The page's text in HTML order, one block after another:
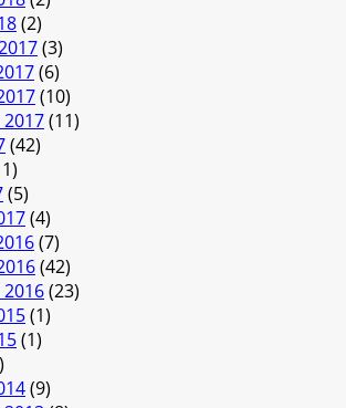
(2)
(3)
(6)
(10)
(11)
(42)
(5)
(4)
(7)
(42)
(23)
(1)
(1)
(9)